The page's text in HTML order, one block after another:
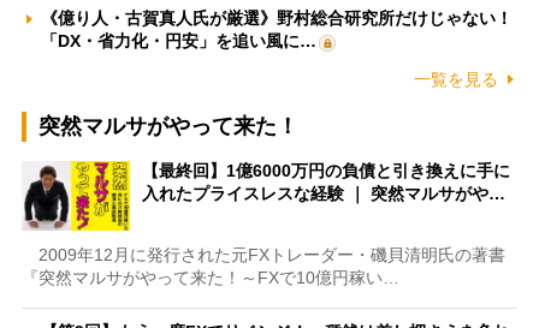
《億り人・古賀真人氏が厳選》野村総合研究所だけじゃない！
「DX・省力化・円安」を追い風に…
一覧を見る
突然マルサがやって来た！
【最終回】1億6000万円の負債と引き換えに手に
入れたプライスレスな経験 ｜ 突然マルサがや…
2009年12月に発行された元FXトレーダー・磯貝清明氏の著書
『突然マルサがやって来た！～FXで10億円稼い…